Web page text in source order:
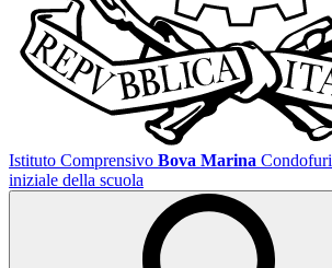
Istituto Comprensivo Bova Marina Condofuri
iniziale della scuola